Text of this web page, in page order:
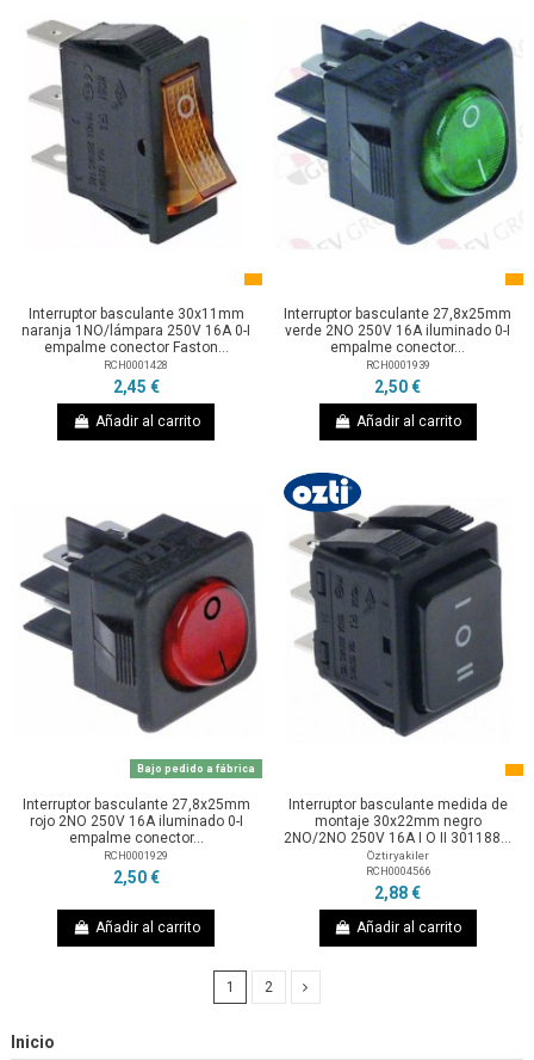
Interruptor basculante 30x11mm
naranja 1NO/lámpara 250V 16A 0-I
empalme conector Faston...
RCH0001428
2,45 €
Añadir al carrito
Interruptor basculante 27,8x25mm
verde 2NO 250V 16A iluminado 0-I
empalme conector...
RCH0001939
2,50 €
Añadir al carrito
Bajo pedido a fábrica
Interruptor basculante 27,8x25mm
rojo 2NO 250V 16A iluminado 0-I
empalme conector...
RCH0001929
2,50 €
Añadir al carrito
Interruptor basculante medida de
montaje 30x22mm negro
2NO/2NO 250V 16A I O II 301188...
Öztiryakiler
RCH0004566
2,88 €
Añadir al carrito
1 2
Inicio